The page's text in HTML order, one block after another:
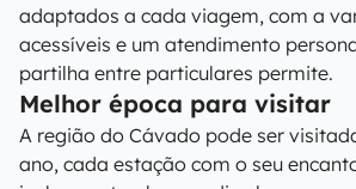
adaptados a cada viagem, com a
acessíveis e um atendimento
partilha entre particulares permite.
Melhor época para visitar
A região do Cávado pode ser
ano, cada estação com o seu